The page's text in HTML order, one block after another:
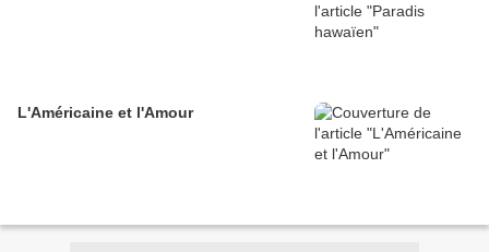
L'Américaine et l'Amour